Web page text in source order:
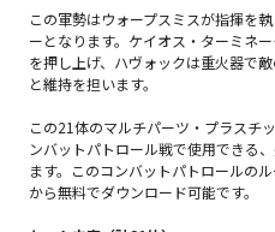
この軍勢はウォープスミスが指揮を
ーとなります。ケイオス・ターミネ
を押し上げ、ハヴォックは重火器で
と維持を担います。
この21体のマルチパーツ・プラスチ
ンバットパトロール戦で使用できる
ます。このコンバットパトロールの
から無料でダウンロード可能です。